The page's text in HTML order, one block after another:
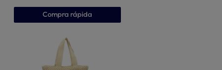
Compra rápida